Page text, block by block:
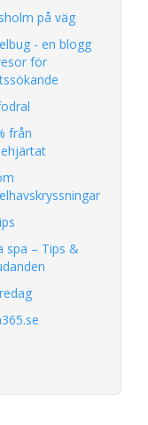
på väg
- en blogg
för
från
spa – Tips &